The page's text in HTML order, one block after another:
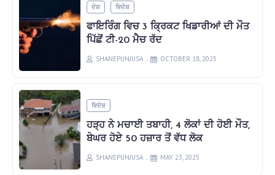
ਦੇਸ਼ ਵਿਦੇਸ਼
ਫਾਇਰਿੰਗ ਵਿਚ 3 ਕ੍ਰਿਕਟ ਖਿਡਾਰੀਆਂ ਦੀ ਮੌਤ
ਪਿੱਛੋਂ ਟੀ-20 ਮੈਚ ਰੱਦ
SHANEPUNJUSA OCTOBER 18, 2025
ਵਿਦੇਸ਼
ਹੜ੍ਹ ਨੇ ਮਚਾਈ ਤਬਾਹੀ, 4 ਲੋਕਾਂ ਦੀ ਹੋਈ ਮੌਤ,
ਬੇਘਰ ਹੋਏ 50 ਹਜ਼ਾਰ ਤੋਂ ਵੱਧ ਲੋਕ
SHANEPUNJUSA MAY 23, 2025